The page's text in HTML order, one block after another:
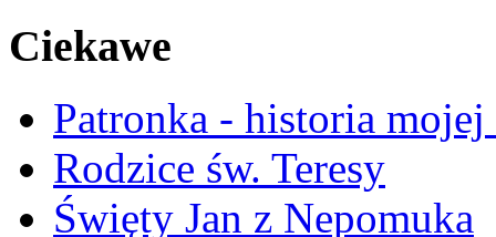
Ciekawe
Patronka - historia mojej
Rodzice św. Teresy
Święty Jan z Nepomuka